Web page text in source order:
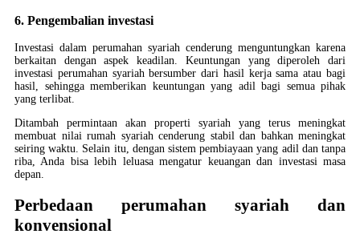
6. Pengembalian investasi
Investasi dalam perumahan syariah cenderung menguntungkan karena
berkaitan dengan aspek keadilan. Keuntungan yang diperoleh dari
investasi perumahan syariah bersumber dari hasil kerja sama atau bagi
hasil, sehingga memberikan keuntungan yang adil bagi semua pihak
yang terlibat.
Ditambah permintaan akan properti syariah yang terus meningkat
membuat nilai rumah syariah cenderung stabil dan bahkan meningkat
seiring waktu. Selain itu, dengan sistem pembiayaan yang adil dan tanpa
riba, Anda bisa lebih leluasa mengatur keuangan dan investasi masa
depan.
Perbedaan perumahan syariah dan
konvensional